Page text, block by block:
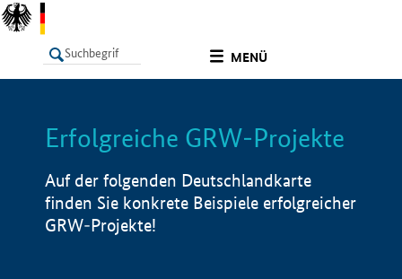
MENÜ
LISTE Info
Erfolgreiche GRW-Projekte
Auf der folgenden Deutschlandkarte
finden Sie konkrete Beispiele erfolgreicher
GRW-Projekte!